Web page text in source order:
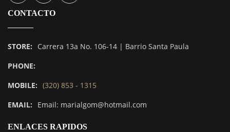
CONTACTO
STORE:
Carrera 13a No. 106-14 | Barrio Santa Paula
PHONE:
MOBILE: (320) 853 - 1315
EMAIL:
Email: marialgom@hotmail.com
ENLACES RAPIDOS